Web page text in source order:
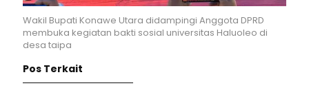
Wakil Bupati Konawe Utara didampingi Anggota DPRD
membuka kegiatan bakti sosial universitas Haluoleo di
desa taipa
Pos Terkait